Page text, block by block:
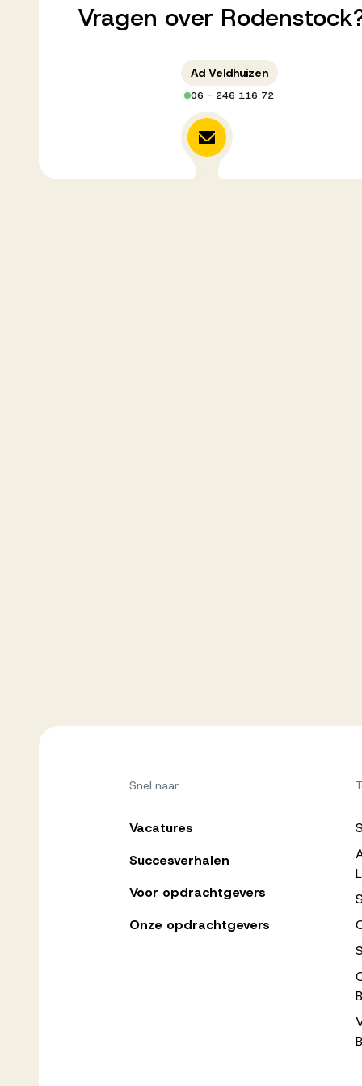
Vragen over
Ad Veldhuizen
06 - 246 116 72
Snel naar
Vacatures
Succesverhalen
Voor opdrachtgevers
Onze opdrachtgevers